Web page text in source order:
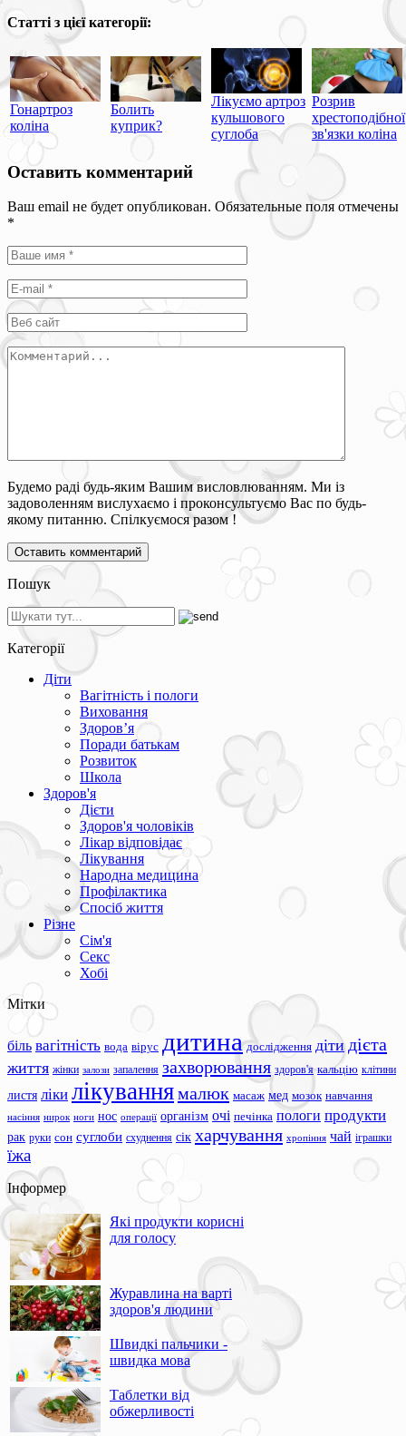
Статті з цієї категорії:
Гонартроз
коліна
Болить
куприк?
Лікуємо артроз
кульшового
суглоба
Розрив
хрестоподібної
зв'язки коліна
Оставить комментарий
Ваш email не будет опубликован. Обязательные поля отмечены
*
Будемо раді будь-яким Вашим висловлюванням. Ми із
задоволенням вислухаємо і проконсультуємо Вас по будь-
якому питанню. Спілкуємося разом !
Пошук
Категорії
Діти
Вагітність і пологи
Виховання
Здоров’я
Поради батькам
Розвиток
Школа
Здоров'я
Дієти
Здоров'я чоловіків
Лікар відповідає
Лікування
Народна медицина
Профілактика
Спосіб життя
Різне
Сім'я
Секс
Хобі
Мітки
біль вагітність вода вірус дитина дослідження діти дієта
життя жінки залози запалення захворювання здоров'я кальцію клітини
листя ліки лікуваннямалюк масаж мед мозок навчання
насіння нирок ноги нос операції організм очі печінка пологи продукти
рак руки сон суглоби схуднення сік харчування хропіння чай іграшки
їжа
Інформер
Які продукти корисні
для голосу
Журавлина на варті
здоров'я людини
Швидкі пальчики -
швидка мова
Таблетки від
обжерливості